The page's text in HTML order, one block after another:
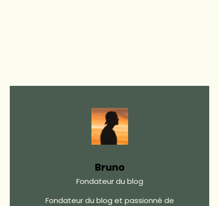
Bruno
Fondateur du blog
Fondateur du blog et passionné de